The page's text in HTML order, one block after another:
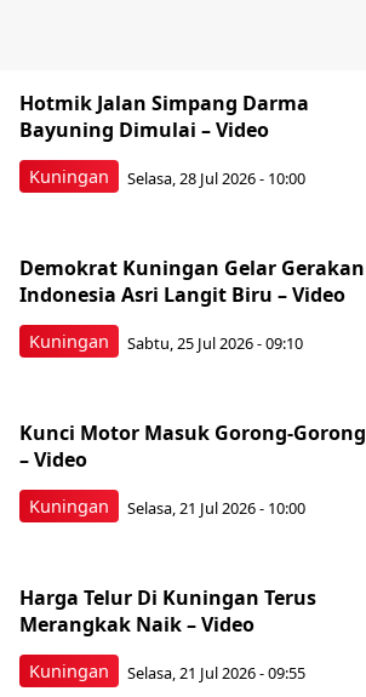
Kuningan
Hotmik Jalan Simpang Darma
Bayuning Dimulai – Video
Selasa, 28 Jul 2026 - 10:00
Kuningan
Demokrat Kuningan Gelar Gerakan
Indonesia Asri Langit Biru – Video
Sabtu, 25 Jul 2026 - 09:10
Kuningan
Kunci Motor Masuk Gorong-Gorong
– Video
Selasa, 21 Jul 2026 - 10:00
Kuningan
Harga Telur Di Kuningan Terus
Merangkak Naik – Video
Selasa, 21 Jul 2026 - 09:55